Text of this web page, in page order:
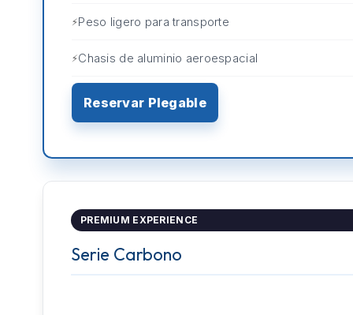
Peso ligero para transporte
Chasis de aluminio aeroespacial
Reservar Plegable
PREMIUM EXPERIENCE
Serie Carbono